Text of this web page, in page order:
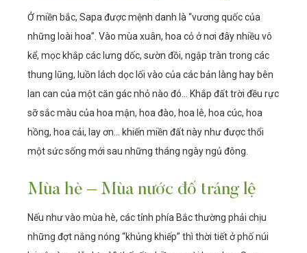
Ở miền bắc, Sapa được mệnh danh là “vương quốc của
những loài hoa”. Vào mùa xuân, hoa cỏ ở nơi đây nhiều vô
kể, mọc khắp các lưng dốc, sườn đồi, ngập tràn trong các
thung lũng, luồn lách dọc lối vào của các bản làng hay bên
lan can của một căn gác nhỏ nào đó… Khắp đất trời đều rực
sỡ sắc màu của hoa mận, hoa đào, hoa lê, hoa cúc, hoa
hồng, hoa cải, lay ơn… khiến miền đất này như được thổi
một sức sống mới sau những tháng ngày ngủ đông.
Mùa hè – Mùa nước đổ tráng lệ
Nếu như vào mùa hè, các tỉnh phía Bắc thường phải chịu
những đợt nắng nóng “khủng khiếp” thì thời tiết ở phố núi